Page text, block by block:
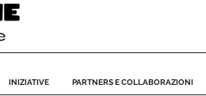
INIZIATIVE PARTNERS E COLLABORAZIONI